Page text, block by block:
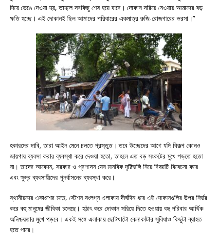
দিয়ে ভেঙে দেওয়া হয়, তাহলে সবকিছু শেষ হয়ে যাবে। দোকান সরিয়ে নেওয়ায় আমাদের বড়
ক্ষতি হচ্ছে। এই দোকানই ছিল আমাদের পরিবারের একমাত্র রুজি-রোজগারের ভরসা।”
হকারদের দাবি, তারা আইন মেনে চলতে প্রস্তুত। তবে উচ্ছেদের আগে যদি বিকল্প কোনও
জায়গায় ব্যবসা করার ব্যবস্থা করে দেওয়া হতো, তাহলে এত বড় সংকটের মুখে পড়তে হতো
না। তাদের আবেদন, সরকার ও প্রশাসন যেন মানবিক দৃষ্টিভঙ্গি নিয়ে বিষয়টি বিবেচনা করে
এবং ক্ষুদ্র ব্যবসায়ীদের পুনর্বাসনের ব্যবস্থা করে।
স্থানীয়দের একাংশের মতে, স্টেশন সংলগ্ন এলাকায় দীর্ঘদিন ধরে এই দোকানগুলির উপর নির্ভর
করে বহু মানুষের জীবিকা চলেছে। হঠাৎ করে দোকান সরিয়ে দিতে হওয়ায় বহু পরিবার আর্থিক
অনিশ্চয়তার মুখে পড়বে। একই সঙ্গে এলাকায় ছোটখাটো কেনাকাটার সুবিধাও কিছুটা ব্যাহত
হতে পারে।